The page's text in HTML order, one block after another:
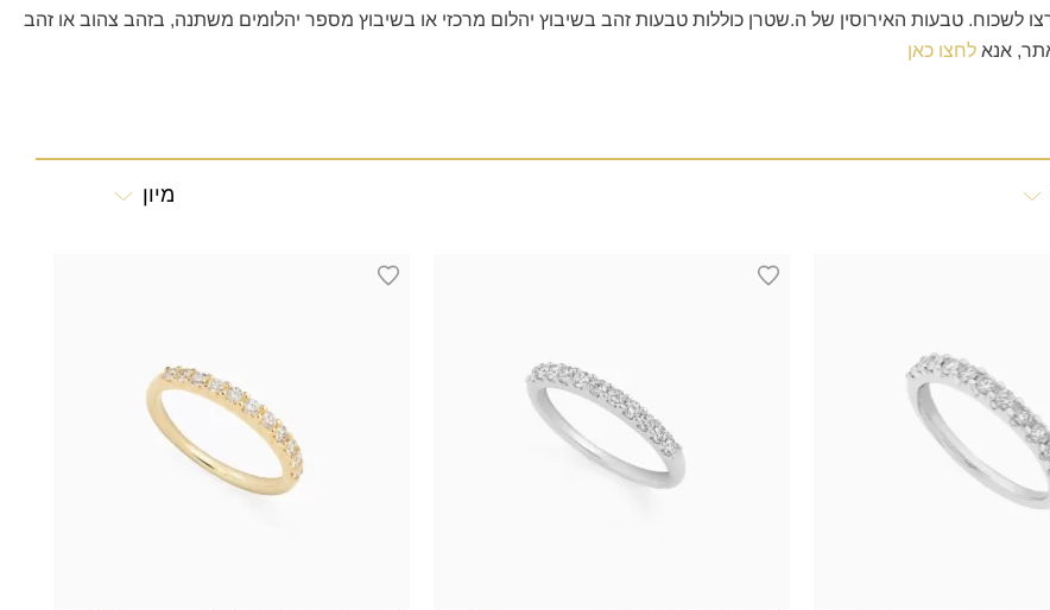
לשכוח. טבעות האירוסין של ה.שטרן כוללות טבעות זהב בשיבוץ יהלום מרכזי או בשיבוץ מספר יהלומים משתנה, בזהב צהוב או זהב
אנא לחצו כאן
מיון